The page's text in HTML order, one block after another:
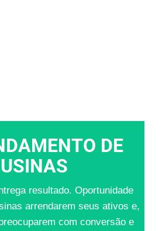
DE
USINAS
resultado. Oportunidade
arrendarem seus ativos e,
com conversão e